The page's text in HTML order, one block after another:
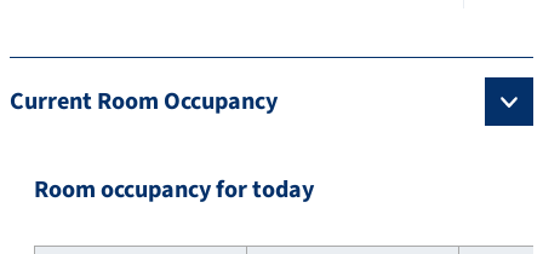
Current Room Occupancy
Room occupancy for today